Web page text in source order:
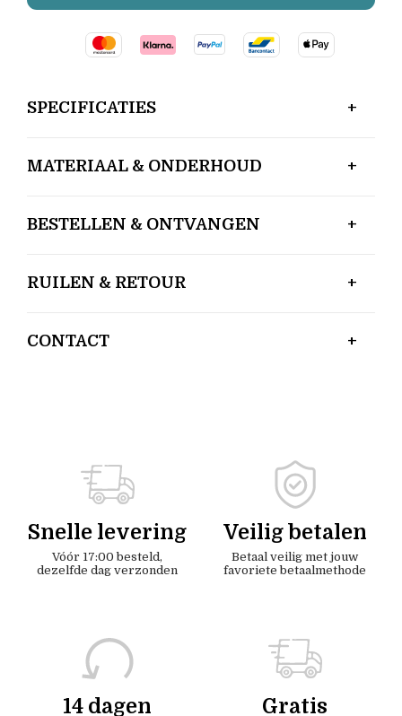
SPECIFICATIES
MATERIAAL & ONDERHOUD
BESTELLEN & ONTVANGEN
RUILEN & RETOUR
CONTACT
Snelle levering
Vóór 17:00 besteld,
dezelfde dag verzonden
Veilig betalen
Betaal veilig met jouw
favoriete betaalmethode
14 dagen Gratis